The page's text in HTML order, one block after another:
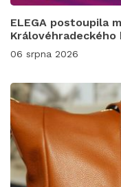
ELEGA postoupila
06 srpna 2026